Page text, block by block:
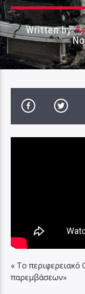
Written by
« Το περιφερειακό
παρεμβάσεων»